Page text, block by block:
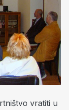
vratiti u